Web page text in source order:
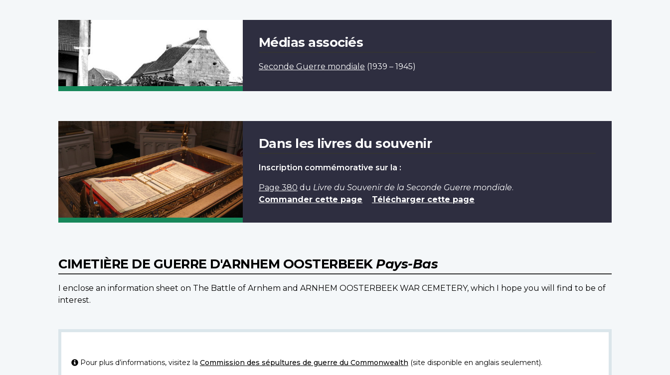
Médias associés
Seconde Guerre mondiale (1939 – 1945)
Dans les livres du souvenir
Inscription commémorative sur la :
Page 380 du Livre du Souvenir de la Seconde Guerre mondiale.
Commander cette page
Télécharger cette page
CIMETIÈRE DE GUERRE D'ARNHEM OOSTERBEEK Pays-Bas
I enclose an information sheet on The Battle of Arnhem and ARNHEM OOSTERBEEK WAR CEMETERY, which I hope you will find to be of
interest.
Pour plus d’informations, visitez la Commission des sépultures de guerre du Commonwealth (site disponible en anglais seulement).